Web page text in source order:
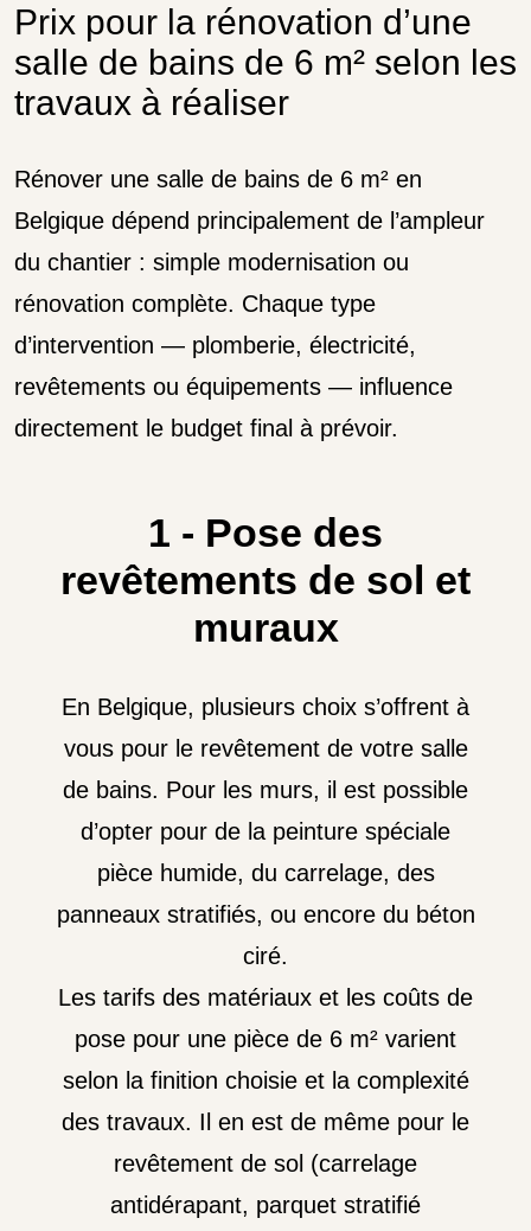
Prix pour la rénovation d’une
salle de bains de 6 m² selon les
travaux à réaliser
Rénover une salle de bains de 6 m² en
Belgique dépend principalement de l’ampleur
du chantier : simple modernisation ou
rénovation complète. Chaque type
d’intervention — plomberie, électricité,
revêtements ou équipements — influence
directement le budget final à prévoir.
1 - Pose des
revêtements de sol et
muraux
En Belgique, plusieurs choix s’offrent à
vous pour le revêtement de votre salle
de bains. Pour les murs, il est possible
d’opter pour de la peinture spéciale
pièce humide, du carrelage, des
panneaux stratifiés, ou encore du béton
ciré.
Les tarifs des matériaux et les coûts de
pose pour une pièce de 6 m² varient
selon la finition choisie et la complexité
des travaux. Il en est de même pour le
revêtement de sol (carrelage
antidérapant, parquet stratifié